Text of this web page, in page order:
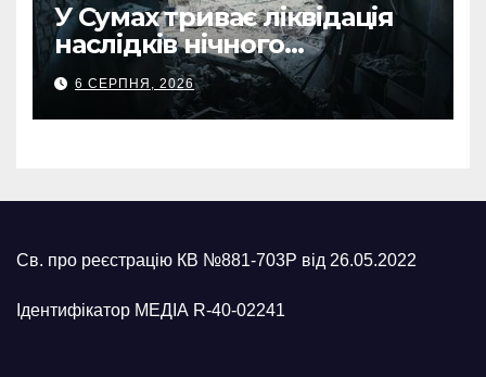
У Сумах триває ліквідація
наслідків нічного
масованого удару КАБами
6 СЕРПНЯ, 2026
Св. про реєстрацію КВ №881-703Р від 26.05.2022
Ідентифікатор МЕДІА R-40-02241